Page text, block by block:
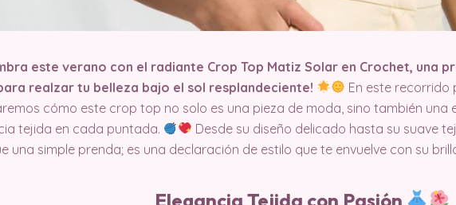
este verano con el radiante Crop Top Matiz Solar en Crochet, una
realzar tu belleza bajo el sol resplandeciente!
En este recorrido
cómo este crop top no solo es una pieza de moda, sino también una
tejida en cada puntada.
Desde su diseño delicado hasta su suave
una simple prenda; es una declaración de estilo que te envuelve con su
Elegancia Tejida con Pasión